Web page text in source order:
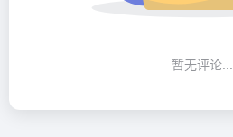
暂无评论...